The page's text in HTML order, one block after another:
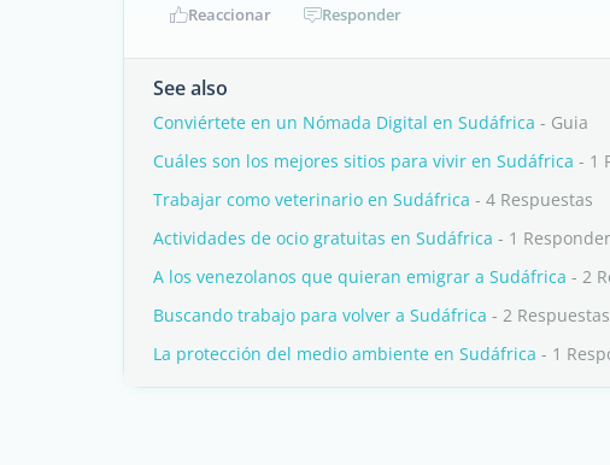
Reaccionar Responder
See also
Conviértete en un Nómada Digital en Sudáfrica - Guia
Cuáles son los mejores sitios para vivir en Sudáfrica - 1
Trabajar como veterinario en Sudáfrica - 4 Respuestas
Actividades de ocio gratuitas en Sudáfrica - 1 Responder
A los venezolanos que quieran emigrar a Sudáfrica - 2
Buscando trabajo para volver a Sudáfrica - 2 Respuestas
La protección del medio ambiente en Sudáfrica - 1